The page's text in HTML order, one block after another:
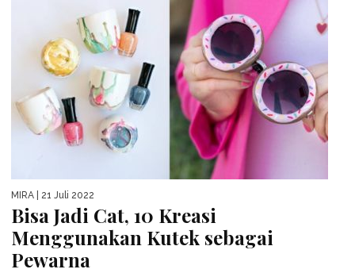
MIRA | 21 Juli 2022
Bisa Jadi Cat, 10 Kreasi
Menggunakan Kutek sebagai
Pewarna